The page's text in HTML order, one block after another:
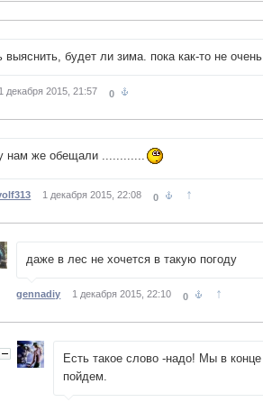
выяснить, будет ли зима. пока как-то не очень
1 декабря 2015, 21:57 0
нам же обещали ............
1 декабря 2015, 22:08 0 ↑
даже в лес не хочется в такую погоду
gennadiy 1 декабря 2015, 22:10 0 ↑
Есть такое слово -надо! Мы в
пойдем.